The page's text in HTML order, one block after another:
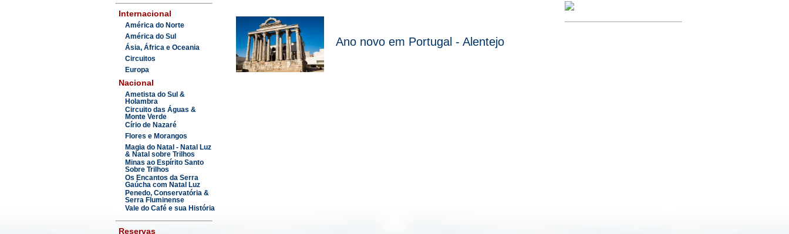
Internacional
América do Norte
América do Sul
Ásia, África e Oceania
Circuitos
Europa
Nacional
Ametista do Sul &
Holambra
Circuito das Águas &
Monte Verde
Círio de Nazaré
Flores e Morangos
Magia do Natal - Natal Luz
& Natal sobre Trilhos
Minas ao Espírito Santo
Sobre Trilhos
Os Encantos da Serra
Gaúcha com Natal Luz
Penedo, Conservatória &
Serra Fluminense
Vale do Café e sua História
Reservas
Ano novo em Portugal - Alentejo